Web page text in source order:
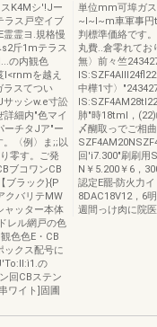
K4Mシ'!Jー
ラス戸空イブ
霊霊ヨ.規格慢
斤1mテラス
の内観色
I<rnmを越え
ラスてつい
サッシw.e寸訟
細内"色マイ
ーチタJア"ー
〈例〉ま;;以
零す。ご発
ブコワンCB
ブラック}{P
クバリテMW
ャッター本体
レル網戸の色
色色E・CB
ックス配号に
の
回CBステン
ワイト]固圃
単位mm可埠ガ
~I~I~m車軍事円
判標準価絡です
丸費..倉零れてお
無〉前々竺
中樺1寸〉
肺"時18tml，
〆醐取っでご相
回'i7.300"刷刷用
N￥5.200￥6，
認定E罷-防火力
8DAC18V12，6
週間っけ肉に院